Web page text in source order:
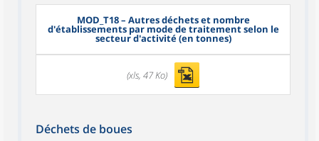
MOD_T18– Autres déchets et nombre
d'établissements par mode de traitement selon le
secteur d'activité (en tonnes)
(xls, 47 Ko)
Déchets de boues